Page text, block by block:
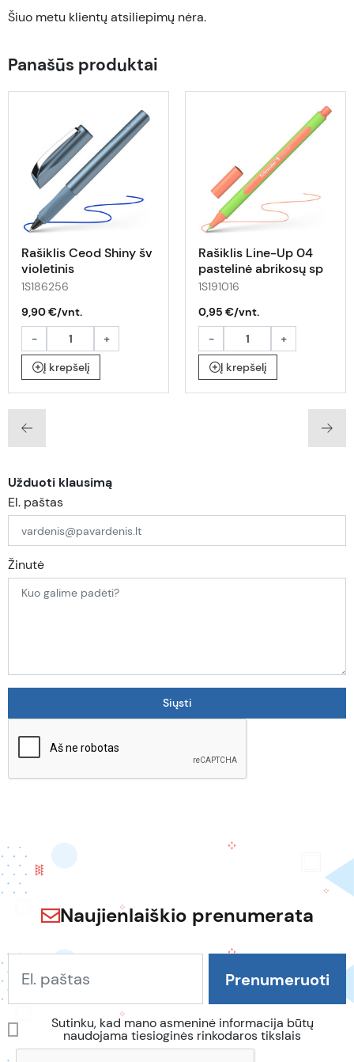
Šiuo metu klientų atsiliepimų nėra.
Panašūs produktai
Rašiklis Ceod Shiny šv
violetinis
1S186256
9,90 €/vnt.
-
+
Į krepšelį
Rašiklis Line-Up 04
pastelinė abrikosų sp
1S191016
0,95 €/vnt.
-
+
Į krepšelį
Užduoti klausimą
El. paštas
Žinutė
Naujienlaiškio prenumerata
Sutinku, kad mano asmeninė informacija būtų
naudojama tiesioginės rinkodaros tikslais